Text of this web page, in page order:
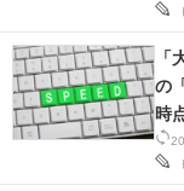
メディア
注目記事を集めた
ITの今と未来を見
の
時